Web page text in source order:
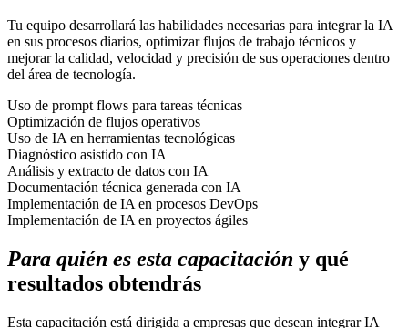
Tu equipo desarrollará las habilidades necesarias para integrar la IA
en sus procesos diarios, optimizar flujos de trabajo técnicos y
mejorar la calidad, velocidad y precisión de sus operaciones dentro
del área de tecnología.
Uso de prompt flows para tareas técnicas
Optimización de flujos operativos
Uso de IA en herramientas tecnológicas
Diagnóstico asistido con IA
Análisis y extracto de datos con IA
Documentación técnica generada con IA
Implementación de IA en procesos DevOps
Implementación de IA en proyectos ágiles
Para quién es esta capacitación y qué
resultados obtendrás
Esta capacitación está dirigida a empresas que desean integrar IA